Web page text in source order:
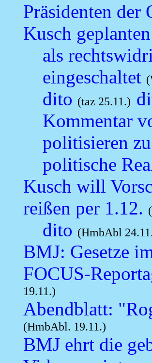
Präsidenten der
Kusch
als
eingeschaltet
dito (taz 25.11.)
Kommentar
politisieren
politische
Kusch will
reißen per 1.12.
dito (HmbAbl
BMJ: Gesetze
FOCUS-
19.11.)
Abendblatt:
(HmbAbl. 19.11.)
BMJ ehrt die